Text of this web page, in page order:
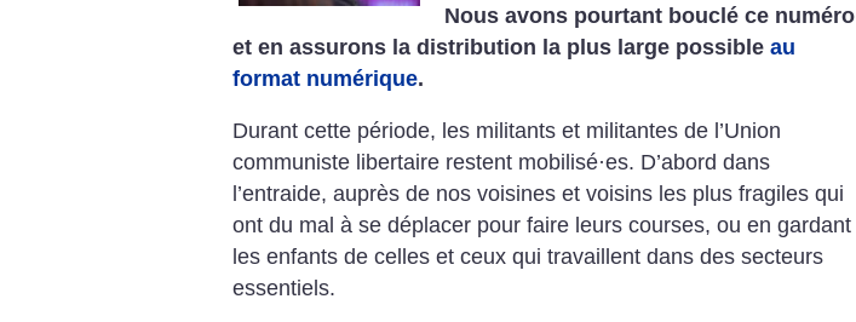
Nous avons pourtant bouclé ce numéro
et en assurons la distribution la plus large possible au
format numérique.
Durant cette période, les militants et militantes de l’Union
communiste libertaire restent mobilisé·es. D’abord dans
l’entraide, auprès de nos voisines et voisins les plus fragiles qui
ont du mal à se déplacer pour faire leurs courses, ou en gardant
les enfants de celles et ceux qui travaillent dans des secteurs
essentiels.